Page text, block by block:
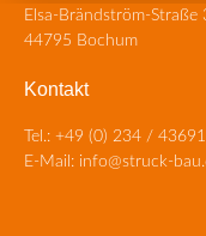
Elsa-Brändström-Straße
44795 Bochum
Kontakt
Tel.: +49 (0) 234 / 43691
E-Mail: info@struck-